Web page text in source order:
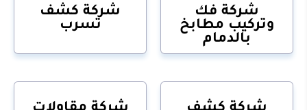
شركة فك
وتركيب مطابخ
بالدمام
شركة كشف
تسرب
شركة كشف
شركة مقاولات